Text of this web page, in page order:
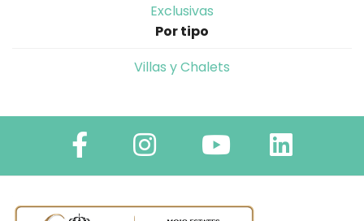
Exclusivas
Por tipo
Villas y Chalets